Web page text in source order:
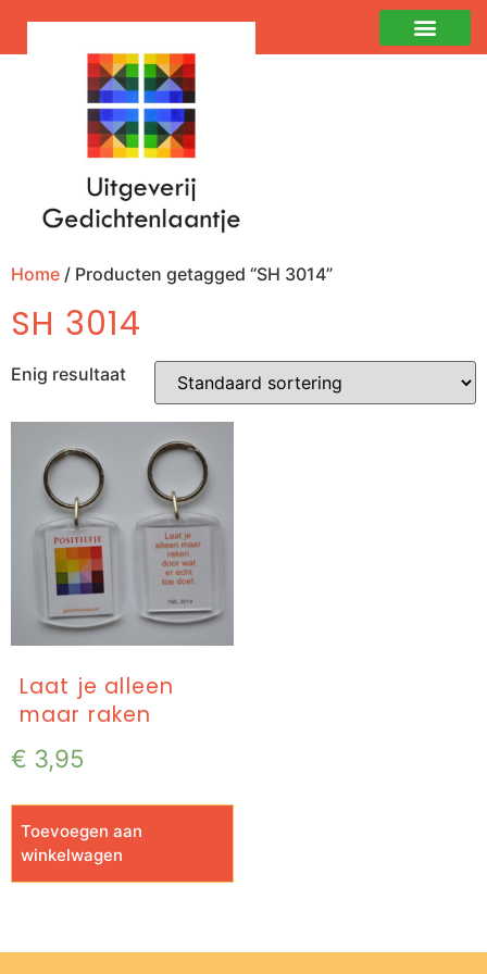
Home / Producten getagged “SH 3014”
SH 3014
Enig resultaat
Laat je alleen
maar raken
€ 3,95
Toevoegen aan
winkelwagen